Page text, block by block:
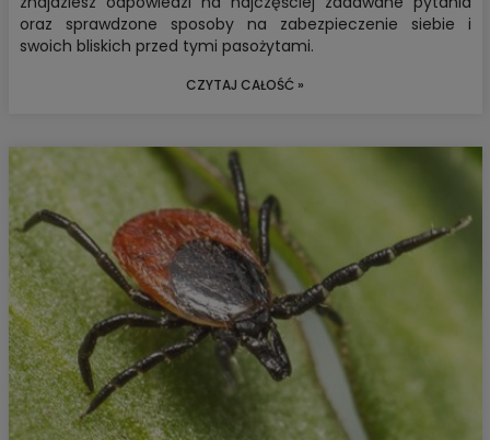
oraz sprawdzone sposoby na zabezpieczenie siebie i
swoich bliskich przed tymi pasożytami.
CZYTAJ CAŁOŚĆ »